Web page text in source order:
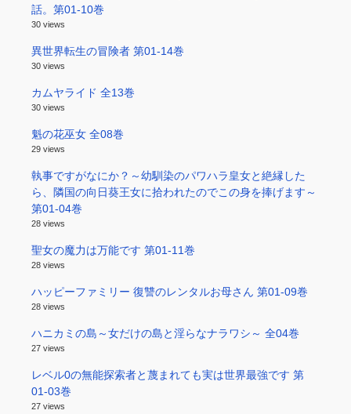
話。第01-10巻
30 views
異世界転生の冒険者 第01-14巻
30 views
カムヤライド 全13巻
30 views
魁の花巫女 全08巻
29 views
執事ですがなにか？～幼馴染のパワハラ皇女と絶縁した
ら、隣国の向日葵王女に拾われたのでこの身を捧げます～
第01-04巻
28 views
聖女の魔力は万能です 第01-11巻
28 views
ハッピーファミリー 復讐のレンタルお母さん 第01-09巻
28 views
ハニカミの島～女だけの島と淫らなナラワシ～ 全04巻
27 views
レベル0の無能探索者と蔑まれても実は世界最強です 第
01-03巻
27 views